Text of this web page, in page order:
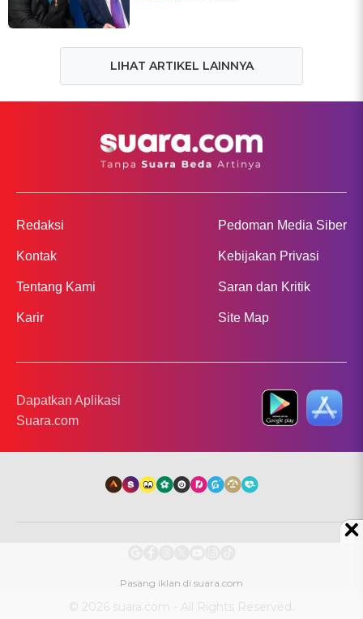
LIHAT ARTIKEL LAINNYA
Redaksi
Kontak
Tentang Kami
Karir
Pedoman Media Siber
Kebijakan Privasi
Saran dan Kritik
Site Map
Dapatkan Aplikasi
Suara.com
© 2026 suara.com - All Rights Reserved.